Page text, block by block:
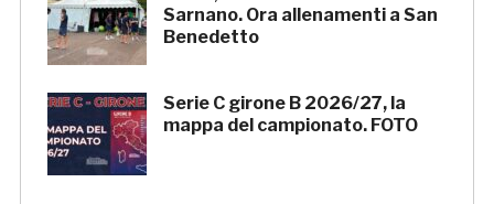
Sarnano. Ora allenamenti a San
Benedetto
Serie C girone B 2026/27, la
mappa del campionato. FOTO